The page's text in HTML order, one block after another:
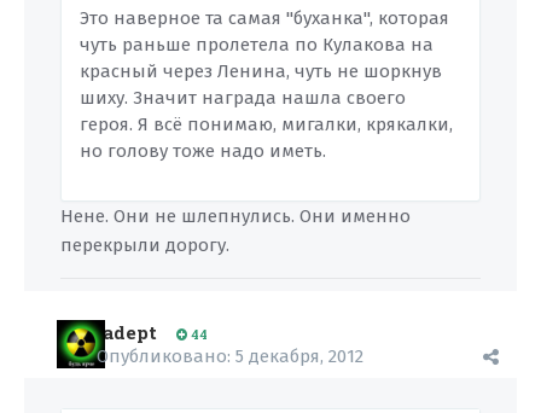
Это наверное та самая "буханка", которая
чуть раньше пролетела по Кулакова на
красный через Ленина, чуть не шоркнув
шиху. Значит награда нашла своего
героя. Я всё понимаю, мигалки, крякалки,
но голову тоже надо иметь.
Нене. Они не шлепнулись. Они именно
перекрыли дорогу.
adept 44
Опубликовано: 5 декабря, 2012